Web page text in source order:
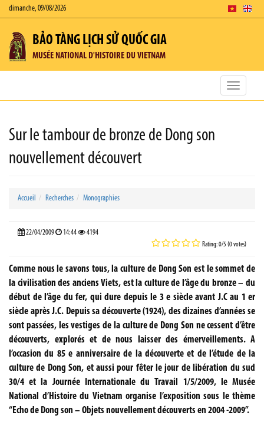
dimanche, 09/08/2026
BẢO TÀNG LỊCH SỬ QUỐC GIA
MUSÉE NATIONAL D'HISTOIRE DU VIETNAM
Toggle
Sur le tambour de bronze de Dong son
nouvellement découvert
Accueil Recherches Monographies
22/04/2009 14:44 4194
Rating: 0/5 (0 votes)
Comme nous le savons tous, la culture de Dong Son est le sommet de
la civilisation des anciens Viets, est la culture de l’âge du bronze – du
début de l’âge du fer, qui dure depuis le 3 e siècle avant J.C au 1 er
siècle après J.C. Depuis sa découverte (1924), des dizaines d’années se
sont passées, les vestiges de la culture de Dong Son ne cessent d’être
découverts, explorés et de nous laisser des émerveillements. A
l’occasion du 85 e anniversaire de la découverte et de l’étude de la
culture de Dong Son, et aussi pour fêter le jour de libération du sud
30/4 et la Journée Internationale du Travail 1/5/2009, le Musée
National d’Histoire du Vietnam organise l’exposition sous le thème
“Echo de Dong son – Objets nouvellement découverts en 2004 -2009”.